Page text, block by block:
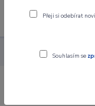
Alba CD
C.O.M.A. -
Přeji si odebírat
Souhlasím se